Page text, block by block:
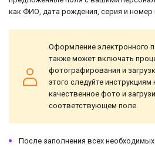
как ФИО, дата рождения, серия и номер
Оформление электронного
также может включать
фотографирования и
этого следуйте
качественное фото и
соответствующем поле.
После заполнения всех